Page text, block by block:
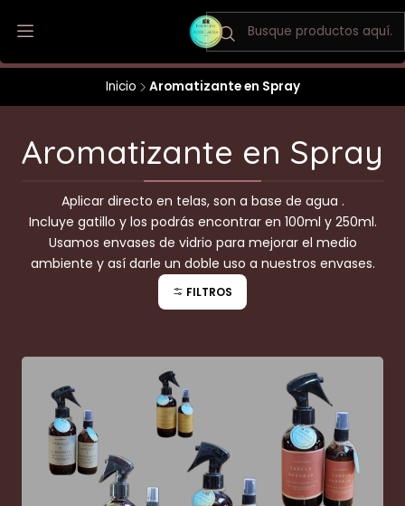
Envio a todo Chile / Los Andes y San Felipe envio gratis
Inicio Aromatizante en Spray
Aromatizante en Spray
Aplicar directo en telas, son a base de agua .
Incluye gatillo y los podrás encontrar en 100ml y 250ml.
Usamos envases de vidrio para mejorar el medio
ambiente y así darle un doble uso a nuestros envases.
FILTROS